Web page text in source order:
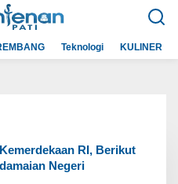
Teknologi KULINER
RI, Berikut
Negeri